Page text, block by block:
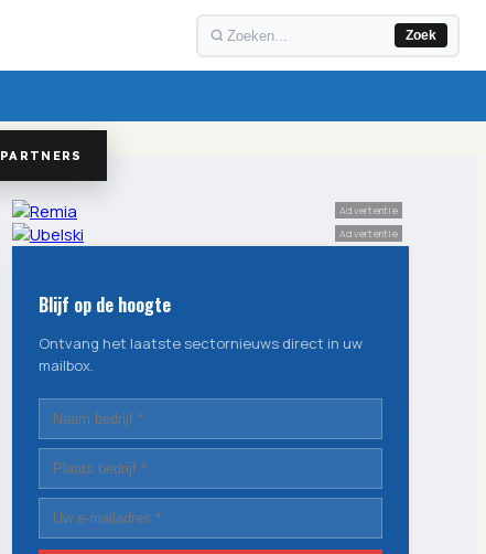
Zoek
PARTNERS
Advertentie
Advertentie
Blijf op de hoogte
Ontvang het laatste sectornieuws direct in uw
mailbox.